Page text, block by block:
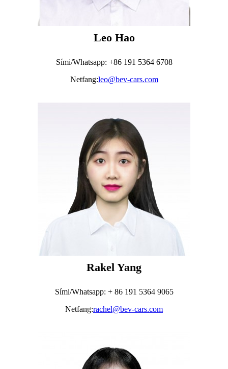
Leo Hao
Sími/Whatsapp: +86 191 5364 6708
Netfang:leo@bev-cars.com
Rakel Yang
Sími/Whatsapp: + 86 191 5364 9065
Netfang:rachel@bev-cars.com